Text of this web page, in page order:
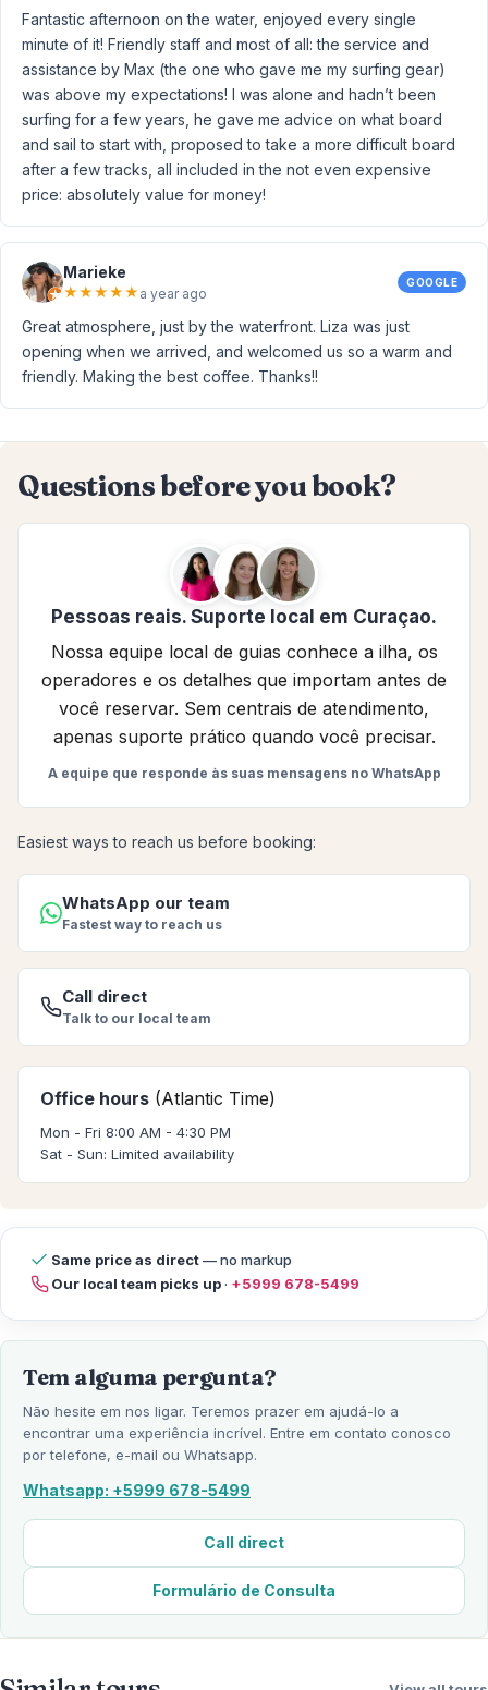
Fantastic afternoon on the water, enjoyed every single
minute of it! Friendly staff and most of all: the service and
assistance by Max (the one who gave me my surfing gear)
was above my expectations! I was alone and hadn’t been
surfing for a few years, he gave me advice on what board
and sail to start with, proposed to take a more difficult board
after a few tracks, all included in the not even expensive
price: absolutely value for money!
Marieke
★★★★★ a year ago
GOOGLE
Great atmosphere, just by the waterfront. Liza was just
opening when we arrived, and welcomed us so a warm and
friendly. Making the best coffee. Thanks!!
Questions before you book?
Pessoas reais. Suporte local em Curaçao.
Nossa equipe local de guias conhece a ilha, os
operadores e os detalhes que importam antes de
você reservar. Sem centrais de atendimento,
apenas suporte prático quando você precisar.
A equipe que responde às suas mensagens no WhatsApp
Easiest ways to reach us before booking:
WhatsApp our team
Fastest way to reach us
Call direct
Talk to our local team
Office hours (Atlantic Time)
Mon - Fri 8:00 AM - 4:30 PM
Sat - Sun: Limited availability
Same price as direct— no markup
Our local team picks up· +5999 678-5499
Tem alguma pergunta?
Não hesite em nos ligar. Teremos prazer em ajudá-lo a
encontrar uma experiência incrível. Entre em contato conosco
por telefone, e-mail ou Whatsapp.
Whatsapp: +5999 678-5499
Call direct
Formulário de Consulta